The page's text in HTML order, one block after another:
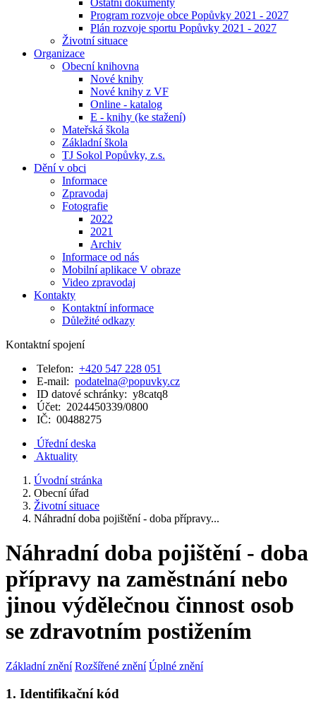
Ostatní dokumenty
Program rozvoje obce Popůvky 2021 - 2027
Plán rozvoje sportu Popůvky 2021 - 2027
Životní situace
Organizace
Obecní knihovna
Nové knihy
Nové knihy z VF
Online - katalog
E - knihy (ke stažení)
Mateřská škola
Základní škola
TJ Sokol Popůvky, z.s.
Dění v obci
Informace
Zpravodaj
Fotografie
2022
2021
Archiv
Informace od nás
Mobilní aplikace V obraze
Video zpravodaj
Kontakty
Kontaktní informace
Důležité odkazy
Kontaktní spojení
Telefon: +420 547 228 051
E-mail: podatelna@popuvky.cz
ID datové schránky: y8catq8
Účet: 2024450339/0800
IČ: 00488275
Úřední deska
Aktuality
Úvodní stránka
Obecní úřad
Životní situace
Náhradní doba pojištění - doba přípravy...
Náhradní doba pojištění - doba
přípravy na zaměstnání nebo
jinou výdělečnou činnost osob
se zdravotním postižením
Základní znění Rozšířené znění Úplné znění
1. Identifikační kód